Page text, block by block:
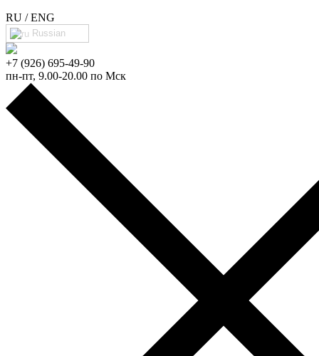
RU / ENG
Russian
+7 (926) 695-49-90
пн-пт, 9.00-20.00 по Мск